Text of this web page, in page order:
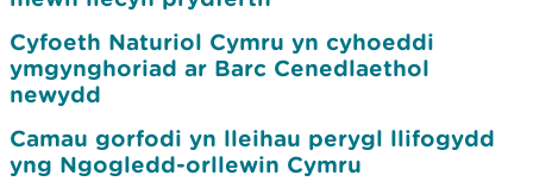
Cyfoeth Naturiol Cymru yn cyhoeddi
ymgynghoriad ar Barc Cenedlaethol
newydd
Camau gorfodi yn lleihau perygl llifogydd
yng Ngogledd-orllewin Cymru